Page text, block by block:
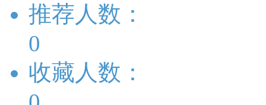
推荐人数：
0
收藏人数：